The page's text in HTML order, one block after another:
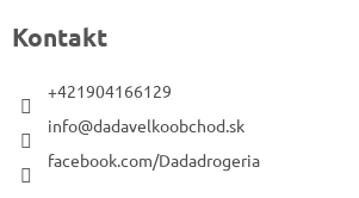
p
äKontakt
+421904166129
info@dadavelkoobchod.sk
facebook.com/Dadadrogeria